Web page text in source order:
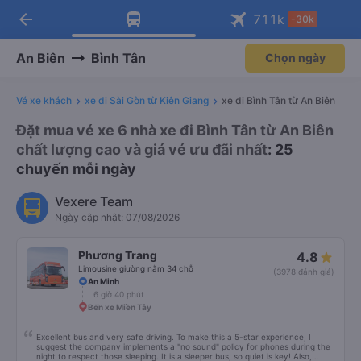
Tải app Vexere ngay!
Nhận ưu đãi thành viên độc
Mở app
Tải app Vexere
-30k/ghế khi đặt vé máy bay qua
Mở app
arrow_back 711 k -30k
An Biên Bình Tân Chọn ngày
Vé xe khách xe đi Sài Gòn từ Kiên Giang xe đi Bình Tân từ An Biên
Đặt mua vé xe 6 nhà xe đi Bình Tân từ An Biên
chất lượng cao và giá vé ưu đãi nhất: 25
chuyến mỗi ngày
Vexere Team
Ngày cập nhật: 07/08/2026
Phương Trang
Limousine giường nằm 34 chỗ
4.8
(3978 đánh giá)
An Minh
6 giờ 40 phút
Bến xe Miền Tây
Excellent bus and very safe driving. To make this a 5-star experience, I
suggest the company implements a "no sound" policy for phones during the
night to respect those sleeping. It is a sleeper bus, so quiet is key! Also,